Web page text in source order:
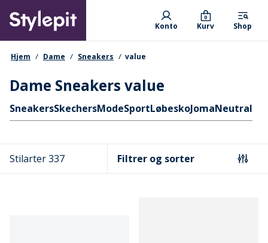
main
content
Primary departments
Konto Kurv
0
Shop
navigationssti
Hjem Dame Sneakers value
Dame Sneakers value
Hurtige links
SneakersSkechersModeSportLøbeskoJomaNeutral
Stilarter 337 Filtrer og sorter